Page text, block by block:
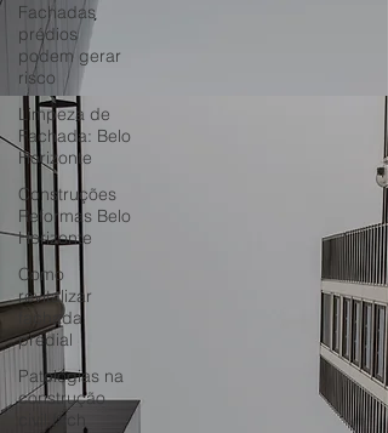
Fachadas
prédios
podem gerar
risco
Limpeza de
Fachada: Belo
Horizonte
Construções
Reformas Belo
Horizonte
Como
revitalizar
fachada
predial
Patologias na
construção
civil fach